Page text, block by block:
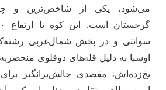
می‌شود، یکی از شاخص‌ترین و
سوانتی و در بخش شمال‌غربی
اوشبا به‌ دلیل قله‌های دوقلوی
یخ‌زده‌اش، مقصدی چالش‌برانگیز